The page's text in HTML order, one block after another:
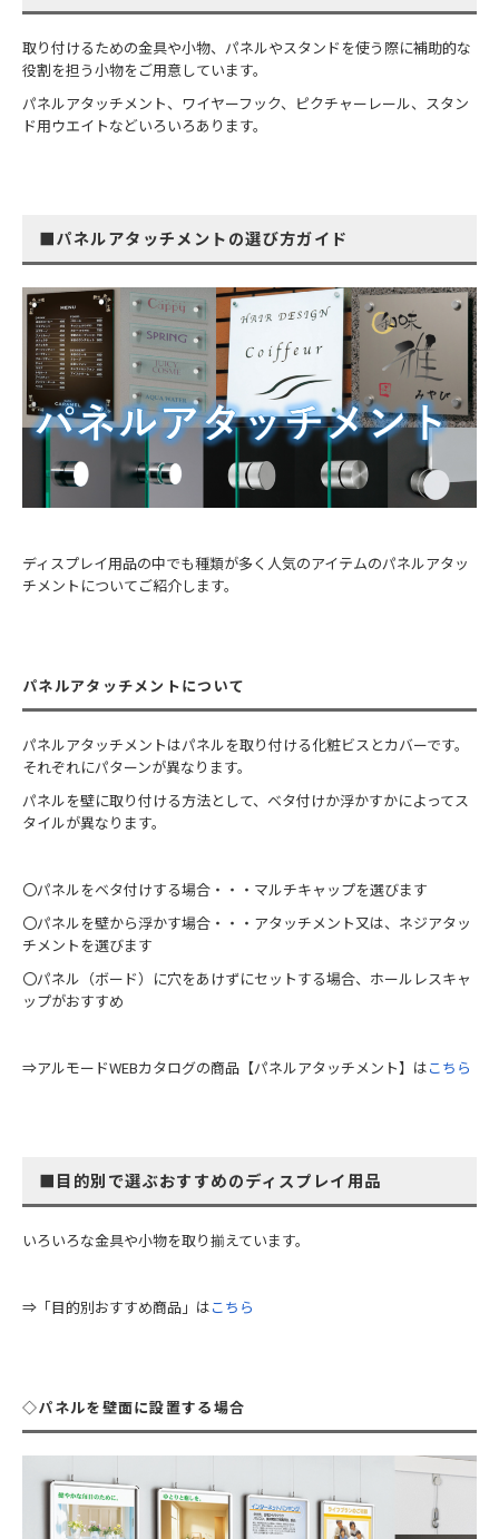
取り付けるための金具や小物、パネルやスタンドを使う際に補助的な
役割を担う小物をご用意しています。
パネルアタッチメント、ワイヤーフック、ピクチャーレール、スタン
ド用ウエイトなどいろいろあります。
■パネルアタッチメントの選び方ガイド
ディスプレイ用品の中でも種類が多く人気のアイテムのパネルアタッ
チメントについてご紹介します。
パネルアタッチメントについて
パネルアタッチメントはパネルを取り付ける化粧ビスとカバーです。
それぞれにパターンが異なります。
パネルを壁に取り付ける方法として、ベタ付けか浮かすかによってス
タイルが異なります。
〇パネルをベタ付けする場合・・・マルチキャップを選びます
〇パネルを壁から浮かす場合・・・アタッチメント又は、ネジアタッ
チメントを選びます
〇パネル（ボード）に穴をあけずにセットする場合、ホールレスキャ
ップがおすすめ
⇒アルモードWEBカタログの商品【パネルアタッチメント】はこちら
■目的別で選ぶおすすめのディスプレイ用品
いろいろな金具や小物を取り揃えています。
⇒「目的別おすすめ商品」はこちら
◇パネルを壁面に設置する場合